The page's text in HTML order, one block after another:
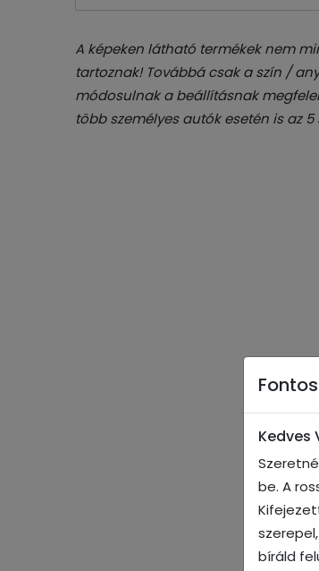
A képeken látható termékek nem
tartoznak! Továbbá csak a szín /
módosulnak a beállításnak
több személyes autók esetén is az
Kedves
be. A
bíráld